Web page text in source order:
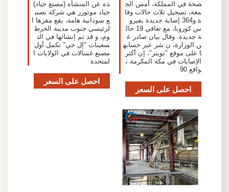
صحة في المملكة، أمس الج
معة، تسجيل ثلاث حالات وفا
ة و364 إصابة جديدة بفيرو
س كورونا، مع تعافي 19 حال
ة جديدة. وقال بيان صادر ع
ن الوزارة، ن شر عبر حسابه
ا على موقع "تويتر"، إن أكثر
الإصابات في مكة المكرمة ب
واقع 90
احصل على السعر
ذه عن المنشأه (مصنع جياد)
جياد موتورز هي شركة تصني
ع سودانية هامة، يقع مقرها ا
لرئيسي جنوب مدينة الخرط
وم، و قد تم إنشائها في الت
سعينات "إل جي" تكمل أول
مصنع غسالات في الولايات ا
لمتحدة
احصل على السعر